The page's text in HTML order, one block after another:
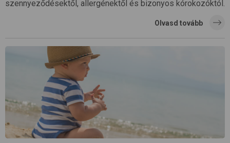
szennyeződésektől, allergénektől és bizonyos kórokozóktól.
Olvasd tovább